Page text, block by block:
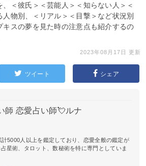
、＜彼氏＞＜芸能人＞＜知らない人＞＜
人物別、＜リアル＞＜目撃＞など状況別
キスの夢を見た時の注意点も紹介するの
2023年08月17日 更新
ツイート シェア
師 恋愛占い師💘ルナ
5000人以上を鑑定しており、恋愛全般の鑑定が
星術、タロット、数秘術を特に専門としていま